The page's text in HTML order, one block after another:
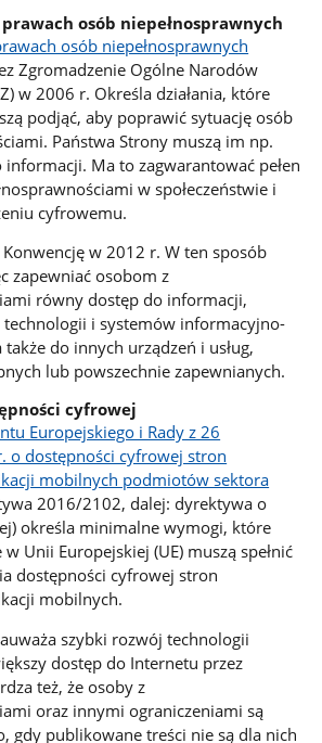
osób niepełnosprawnych
osób niepełnosprawnych
Zgromadzenie Ogólne Narodów
w 2006 r. Określa działania, które
podjąć, aby poprawić sytuację osób
Państwa Strony muszą im np.
Ma to zagwarantować pełen
w społeczeństwie i
cyfrowemu.
w 2012 r. W ten sposób
zapewniać osobom z
równy dostęp do informacji,
i systemów informacyjno-
do innych urządzeń i usług,
lub powszechnie zapewnianych.
cyfrowej
Europejskiego i Rady z 26
o dostępności cyfrowej stron
mobilnych podmiotów sektora
2016/2102, dalej: dyrektywa o
określa minimalne wymogi, które
Unii Europejskiej (UE) muszą spełnić
dostępności cyfrowej stron
mobilnych.
szybki rozwój technologii
dostęp do Internetu przez
też, że osoby z
oraz innymi ograniczeniami są
gdy publikowane treści nie są dla nich